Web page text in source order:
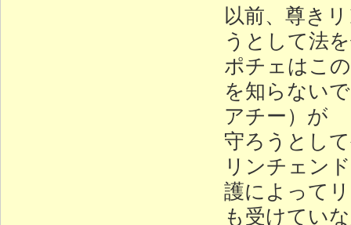
以前、尊き
うとして法
ポチェはこ
を知らない
アチー）が
守ろうとし
リンチェン
護によって
も受けてい